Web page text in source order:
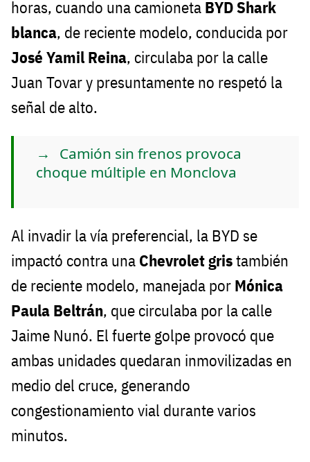
horas, cuando una camioneta BYD Shark
blanca, de reciente modelo, conducida por
José Yamil Reina, circulaba por la calle
Juan Tovar y presuntamente no respetó la
señal de alto.
Camión sin frenos provoca
choque múltiple en Monclova
Al invadir la vía preferencial, la BYD se
impactó contra una Chevrolet gristambién
de reciente modelo, manejada por Mónica
Paula Beltrán, que circulaba por la calle
Jaime Nunó. El fuerte golpe provocó que
ambas unidades quedaran inmovilizadas en
medio del cruce, generando
congestionamiento vial durante varios
minutos.